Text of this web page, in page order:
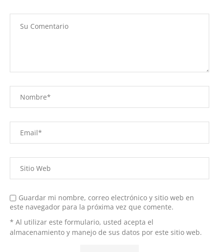
Guardar mi nombre, correo electrónico y sitio web en
este navegador para la próxima vez que comente.
* Al utilizar este formulario, usted acepta el
almacenamiento y manejo de sus datos por este sitio web.